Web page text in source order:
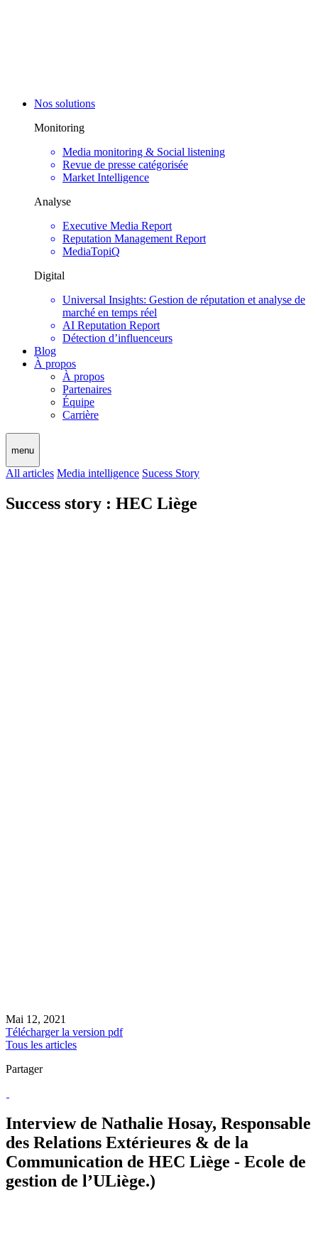
Nos solutions
Monitoring
Media monitoring & Social listening
Revue de presse catégorisée
Market Intelligence
Analyse
Executive Media Report
Reputation Management Report
MediaTopiQ
Digital
Universal Insights: Gestion de réputation et analyse de
marché en temps réel
AI Reputation Report
Détection d’influenceurs
Blog
À propos
À propos
Partenaires
Équipe
Carrière
menu
All articles Media intelligence Sucess Story
Success story : HEC Liège
Mai 12, 2021
Télécharger la version pdf
Tous les articles
Partager
Interview de Nathalie Hosay, Responsable
des Relations Extérieures & de la
Communication de HEC Liège - Ecole de
gestion de l’ULiège.)